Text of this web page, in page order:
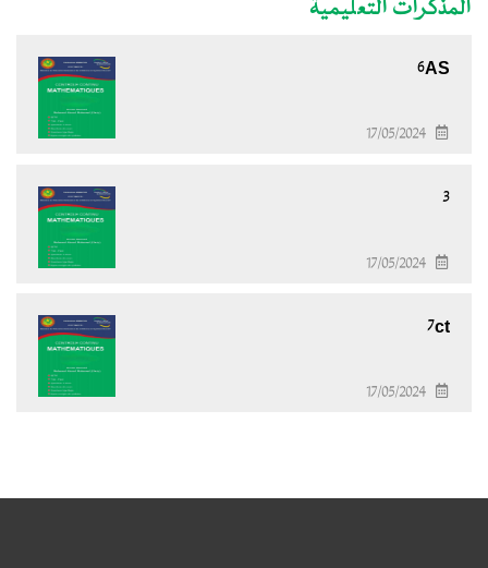
المذكرات التعليمية
6AS
17/05/2024
3
17/05/2024
7ct
17/05/2024